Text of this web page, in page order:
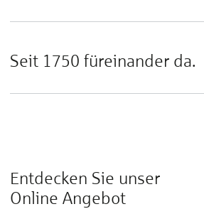
Seit 1750 füreinander da.
Entdecken Sie unser
Online Angebot